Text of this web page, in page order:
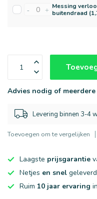
- + Messing
buitendraad
Advies nodig of
Levering binnen 3-4
Toevoegen om te vergelijken
Laagste prijsgarantie
Netjes en snel
Ruim 10 jaar ervaring